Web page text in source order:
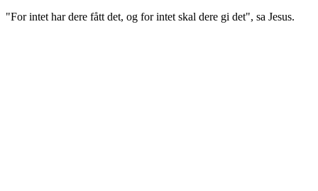
"For intet har dere fått det, og for intet skal dere gi det", sa Jesus.